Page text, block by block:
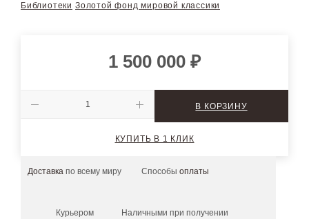
Библиотеки Золотой фонд мировой классики
1 500 000 ₽
В КОРЗИНУ
КУПИТЬ В 1 КЛИК
Доставка по всему миру
Курьером
Способы оплаты
Наличными при получении